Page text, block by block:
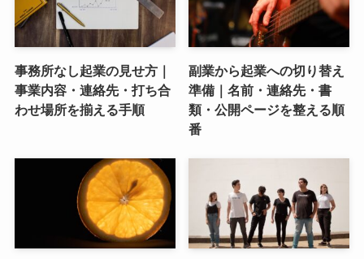
事務所なし起業の見せ方｜
事業内容・連絡先・打ち合
わせ場所を揃える手順
副業から起業への切り替え
準備｜名前・連絡先・書
類・公開ページを整える順
番